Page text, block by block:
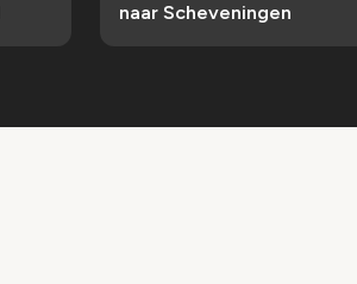
naar Scheveningen